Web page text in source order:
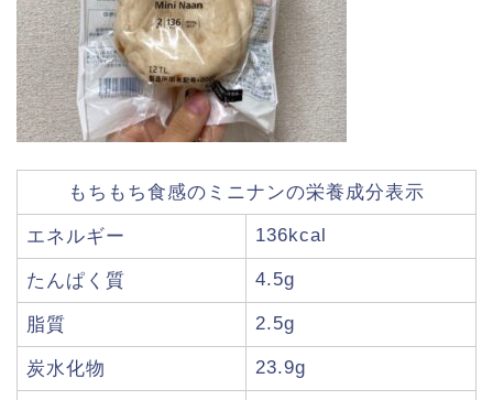
もちもち食感のミニナンの栄養成分表示
エネルギー 136kcal
たんぱく質 4.5g
脂質 2.5g
炭水化物 23.9g